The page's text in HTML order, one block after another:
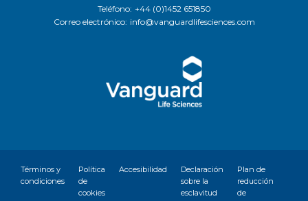
Teléfono: +44 (0)1452 651850
Correo electrónico: info@vanguardlifesciences.com
Términos y
condiciones
Política
de
cookies
Accesibilidad
Declaración
sobre la
esclavitud
Plan de
reducción
de